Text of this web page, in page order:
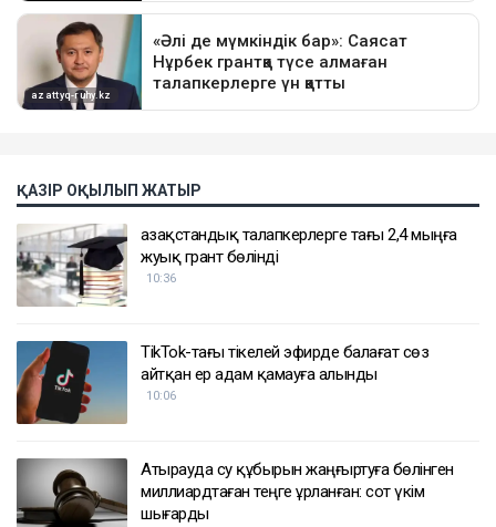
ҚАЗІР ОҚЫЛЫП ЖАТЫР
Қазақстандық талапкерлерге тағы 2,4 мыңға
жуық грант бөлінді
10:36
TikTok-тағы тікелей эфирде балағат сөз
айтқан ер адам қамауға алынды
10:06
Атырауда су құбырын жаңғыртуға бөлінген
миллиардтаған теңге ұрланған: сот үкім
шығарды